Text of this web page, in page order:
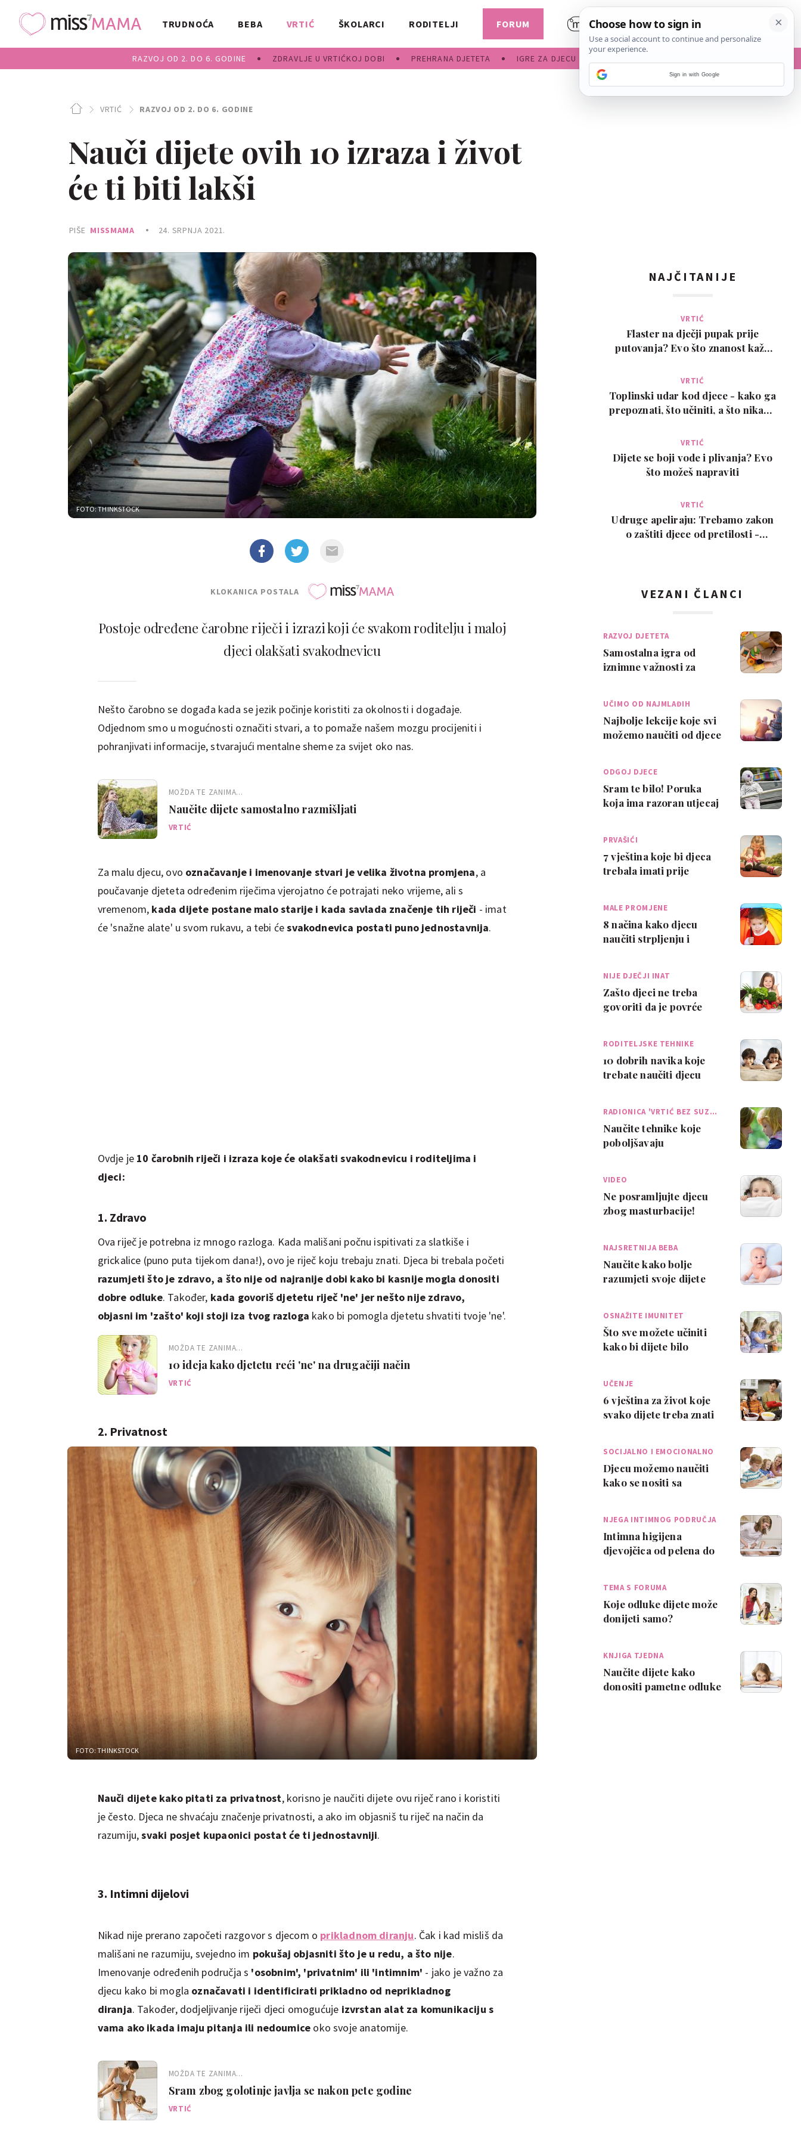
TRUDNOĆA BEBA VRTIĆ
RAZVOJ OD 2. DO 6. GODINE ZDRAVLJE U VRTIĆKOJ DOBI PREHRANA DJETETA IGRE ZA DJECU
ŠKOLARCI RODITELJI FORUM
VRTIĆ RAZVOJ OD 2. DO 6. GODINE
Nauči dijete ovih 10 izraza i život
će ti biti lakši
PIŠE MISSMAMA 24. SRPNJA 2021.
FOTO: THINKSTOCK
KLOKANICA POSTALA
Postoje određene čarobne riječi i izrazi koji će svakom roditelju i maloj
djeci olakšati svakodnevicu
Nešto čarobno se događa kada se jezik počinje koristiti za okolnosti i događaje.
Odjednom smo u mogućnosti označiti stvari, a to pomaže našem mozgu procijeniti i
pohranjivati informacije, stvarajući mentalne sheme za svijet oko nas.
MOŽDA TE ZANIMA...
Naučite dijete samostalno razmišljati
VRTIĆ
Za malu djecu, ovo označavanje i imenovanje stvari je velika životna promjena, a
poučavanje djeteta određenim riječima vjerojatno će potrajati neko vrijeme, ali s
vremenom, kada dijete postane malo starije i kada savlada značenje tih riječi - imat
će 'snažne alate' u svom rukavu, a tebi ćesvakodnevica postati puno jednostavnija.
Ovdje je 10 čarobnih riječi i izraza koje će olakšati svakodnevicu i roditeljima i
djeci:
1. Zdravo
Ova riječ je potrebna iz mnogo razloga. Kada mališani počnu ispitivati za slatkiše i
grickalice (puno puta tijekom dana!), ovo je riječ koju trebaju znati. Djeca bi trebala početi
razumjeti što je zdravo, a što nije od najranije dobi kako bi kasnije mogla donositi
dobre odluke. Također, kada govoriš djetetu riječ 'ne' jer nešto nije zdravo,
objasni im 'zašto' koji stoji iza tvog razloga kako bi pomogla djetetu shvatiti tvoje 'ne'.
MOŽDA TE ZANIMA...
10 ideja kako djetetu reći 'ne' na drugačiji način
VRTIĆ
2. Privatnost
FOTO: THINKSTOCK
Nauči dijete kako pitati za privatnost, korisno je naučiti dijete ovu riječ rano i koristiti
je često. Djeca ne shvaćaju značenje privatnosti, a ako im objasniš tu riječ na način da
razumiju,svaki posjet kupaonici postat će ti jednostavniji.
3. Intimni dijelovi
Nikad nije prerano započeti razgovor s djecom o prikladnom diranju. Čak i kad misliš da
mališani ne razumiju, svejedno im pokušaj objasniti što je u redu, a što nije.
Imenovanje određenih područja s 'osobnim', 'privatnim' ili 'intimnim' - jako je važno za
djecu kako bi mogla označavati i identificirati prikladno od neprikladnog
diranja. Također, dodjeljivanje riječi djeci omogućuje izvrstan alat za komunikaciju s
vama ako ikada imaju pitanja ili nedoumice oko svoje anatomije.
MOŽDA TE ZANIMA...
Sram zbog golotinje javlja se nakon pete godine
VRTIĆ
NAJČITANIJE
VRTIĆ
Flaster na dječji pupak prije
putovanja? Evo što znanost kaže
VRTIĆ
Toplinski udar kod djece - kako ga
prepoznati, što učiniti, a što nikako
VRTIĆ
Dijete se boji vode i plivanja? Evo
što možeš napraviti
VRTIĆ
Udruge apeliraju: Trebamo zakon
o zaštiti djece od pretilosti -
VEZANI ČLANCI
RAZVOJ DJETETA
Samostalna igra od
iznimne važnosti za
UČIMO OD NAJMLAĐIH
Najbolje lekcije koje svi
možemo naučiti od djece
ODGOJ DJECE
Sram te bilo! Poruka
koja ima razoran utjecaj
PRVAŠIĆI
7 vještina koje bi djeca
trebala imati prije
MALE PROMJENE
8 načina kako djecu
naučiti strpljenju i
NIJE DJEČJI INAT
Zašto djeci ne treba
govoriti da je povrće
RODITELJSKE TEHNIKE
10 dobrih navika koje
trebate naučiti djecu
RADIONICA 'VRTIĆ BEZ SUZ…
Naučite tehnike koje
poboljšavaju
VIDEO
Ne posramljujte djecu
zbog masturbacije!
NAJSRETNIJA BEBA
Naučite kako bolje
razumjeti svoje dijete
OSNAŽITE IMUNITET
Što sve možete učiniti
kako bi dijete bilo
UČENJE
6 vještina za život koje
svako dijete treba znati
SOCIJALNO I EMOCIONALNO
Djecu možemo naučiti
kako se nositi sa
NJEGA INTIMNOG PODRUČJA
Intimna higijena
djevojčica od pelena do
TEMA S FORUMA
Koje odluke dijete može
donijeti samo?
KNJIGA TJEDNA
Naučite dijete kako
donositi pametne odluke
Sign in with Google